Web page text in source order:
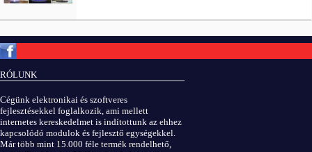
RÓLUNK
Cégünk elektronikai és szoftveres
fejlesztésekkel foglalkozik, ami mellett
internetes kereskedelmet is indítottunk az ehhez
kapcsolódó modulok és fejlesztő egységekkel.
Már több mint 15.000 féle termék rendelhető,